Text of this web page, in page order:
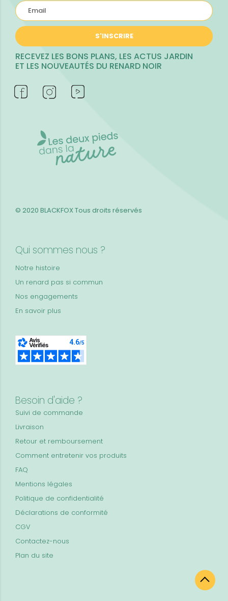
S'INSCRIRE
RECEVEZ LES BONS PLANS, LES ACTUS JARDIN
ET LES NOUVEAUTÉS DU RENARD NOIR
Qui sommes nous ?
Notre histoire
Un renard pas si commun
Nos engagements
En savoir plus
Besoin d'aide ?
Suivi de commande
Livraison
Retour et remboursement
Comment entretenir vos produits
FAQ
Mentions légales
Politique de confidentialité
Déclarations de conformité
CGV
Contactez-nous
Plan du site
© 2020 BLACKFOXTous droits réservés